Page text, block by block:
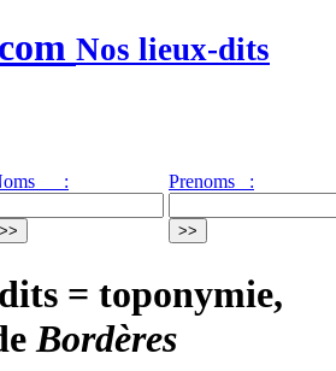
Nos lieux-dits
: Prenoms :
= toponymie,
Bordères